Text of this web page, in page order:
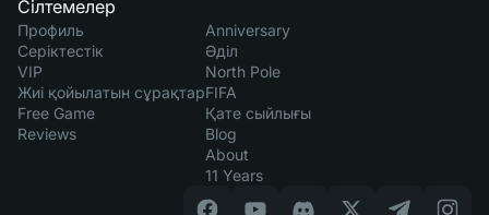
Сілтемелер
Профиль
Серіктестік
VIP
Жиі қойылатын сұрақтар
Free Game
Reviews
Anniversary
Әділ
North Pole
FIFA
Қате сыйлығы
Blog
About
11 Years